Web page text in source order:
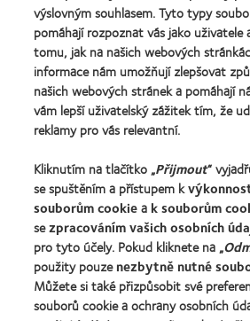
2012
(2012)
Naše produkty
Technologie kontaktních čoček
Najděte ty pravé čočky pro vás
Kontaktní čočky a zrak
Nový uživatel
Zkušený uživatel
Blog
O společnosti CooperVision
Kariéra v CooperVision
výslovným souhlasem. Tyto typy
pomáhají rozpoznat vás jako uživatele
tomu, jak na našich webových
informace nám umožňují zlepšovat
našich webových stránek a pomáhají
vám lepší uživatelský zážitek tím, že
reklamy pro vás relevantní.
Kliknutím na tlačítko „Přijmout“
se spuštěním a přístupem k
souborům cookiea k souborům
sezpracováním vašich osobních
pro tyto účely. Pokud kliknete na „
použity pouzenezbytně nutné
Můžete si také přizpůsobit své
souborů cookie a ochrany osobních